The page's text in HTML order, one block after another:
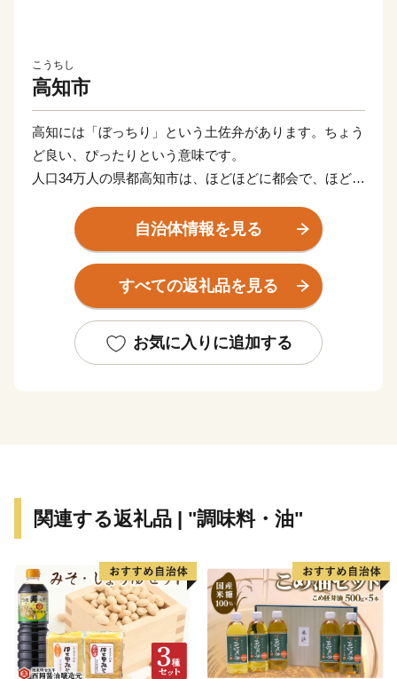
こうちし
高知市
高知には「ぼっちり」という土佐弁があります。ちょう
ど良い、ぴったりという意味です。
人口34万人の県都高知市は、ほどほどに都会で、ほどよ
人が暮らすのにまさに「ぼっちり」の都市サイズです。
市域はかなり広いのですが、市街地としては南北３キ
ロ、東西５キロほど。
そのエリアの中に街の機能がぎゅっと詰まったコンパク
高知の魅力は、近くでとれた新鮮な魚や野菜など、季節
自治体情報を見る
すべての返礼品を見る
お気に入りに追加する
関連する返礼品 | "調味料・油"